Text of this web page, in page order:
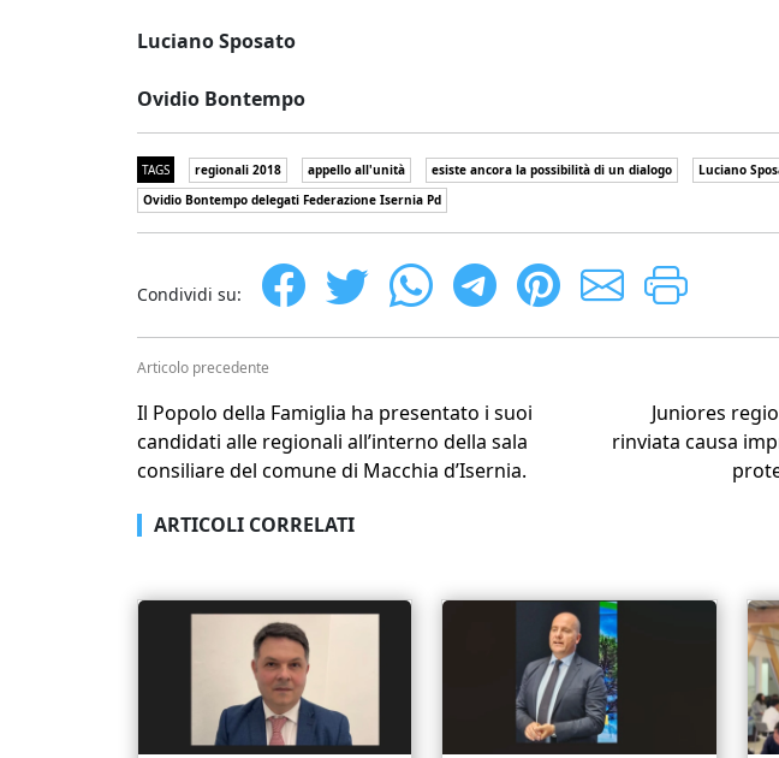
Luciano Sposato
Ovidio Bontempo
TAGS regionali 2018 appello all'unità esiste ancora la possibilità di un dialogo
Luciano
Ovidio Bontempo delegati Federazione Isernia Pd
Condividi su:
Articolo precedente
Il Popolo della Famiglia ha presentato i suoi
candidati alle regionali all’interno della sala
consiliare del comune di Macchia d’Isernia.
Juniores
rinviata causa
ARTICOLI CORRELATI